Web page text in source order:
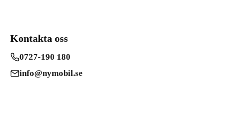
Kontakta oss
0727-190 180
info@nymobil.se